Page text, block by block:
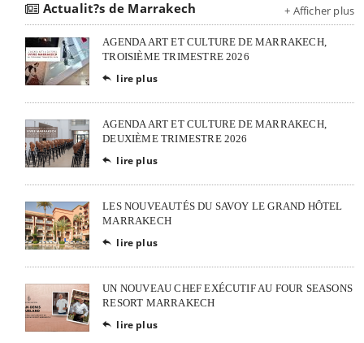
Actualit?s de Marrakech + Afficher plus
AGENDA ART ET CULTURE DE MARRAKECH,
TROISIÈME TRIMESTRE 2026
 lire plus
AGENDA ART ET CULTURE DE MARRAKECH,
DEUXIÈME TRIMESTRE 2026
 lire plus
LES NOUVEAUTÉS DU SAVOY LE GRAND HÔTEL
MARRAKECH
 lire plus
UN NOUVEAU CHEF EXÉCUTIF AU FOUR SEASONS
RESORT MARRAKECH
 lire plus